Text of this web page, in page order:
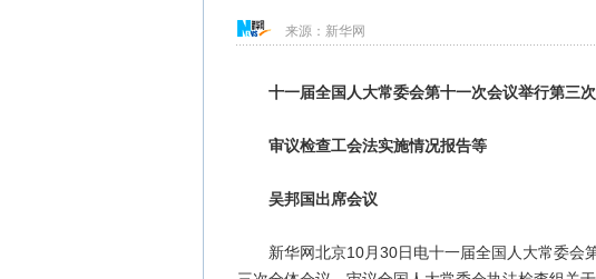
来源： 新华网
十一届全国人大常委会第十一次会议举行第三
审议检查工会法实施情况报告等
吴邦国出席会议
新华网北京10月30日电十一届全国人大常委会